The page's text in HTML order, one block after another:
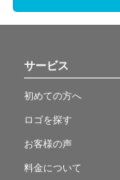
サービス
初めての方へ
ロゴを探す
お客様の声
料金について